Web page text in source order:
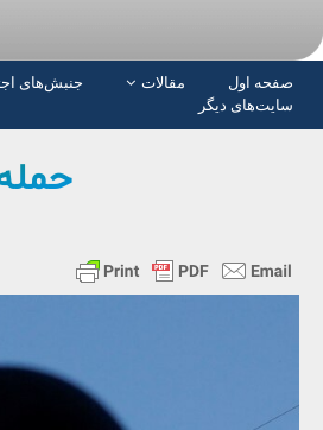
صفحە اول مقالات جنبش‌های
سایت‌های دیگر